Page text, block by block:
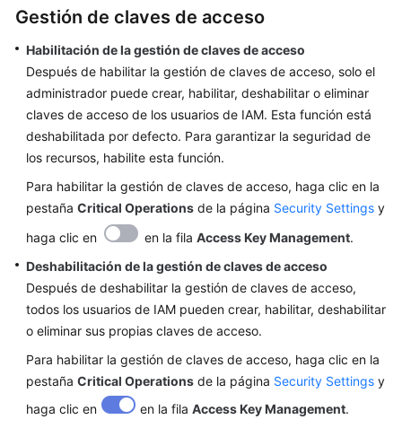
Gestión de claves de acceso
Habilitación de la gestión de claves de acceso
Después de habilitar la gestión de claves de acceso, solo el
administrador puede crear, habilitar, deshabilitar o eliminar
claves de acceso de los usuarios de IAM. Esta función está
deshabilitada por defecto. Para garantizar la seguridad de
los recursos, habilite esta función.
Para habilitar la gestión de claves de acceso, haga clic en la
pestaña Critical Operations de la página Security Settings y
haga clic en
en la fila Access Key Management.
Deshabilitación de la gestión de claves de acceso
Después de deshabilitar la gestión de claves de acceso,
todos los usuarios de IAM pueden crear, habilitar, deshabilitar
o eliminar sus propias claves de acceso.
Para habilitar la gestión de claves de acceso, haga clic en la
pestaña Critical Operations de la página Security Settings y
haga clic en
en la fila Access Key Management.